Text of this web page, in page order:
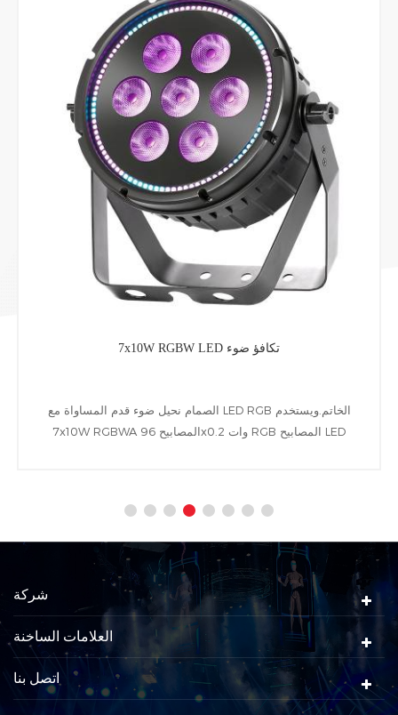
7x10W RGBW LED تكافؤ ضوء
الصمام نحيل ضوء قدم المساواة مع LED RGB الخاتم.ويستخدم
7x10W RGBWA المصابيح 96x0.2 وات RGB المصابيح LED
شركة
العلامات الساخنة
اتصل بنا